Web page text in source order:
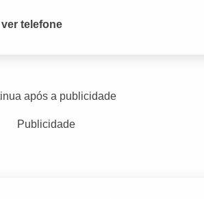
ver telefone
após a publicidade
Publicidade